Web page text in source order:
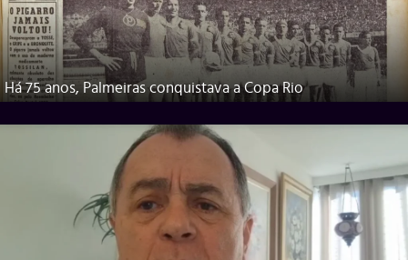
Há 75 anos, Palmeiras conquistava a Copa Rio